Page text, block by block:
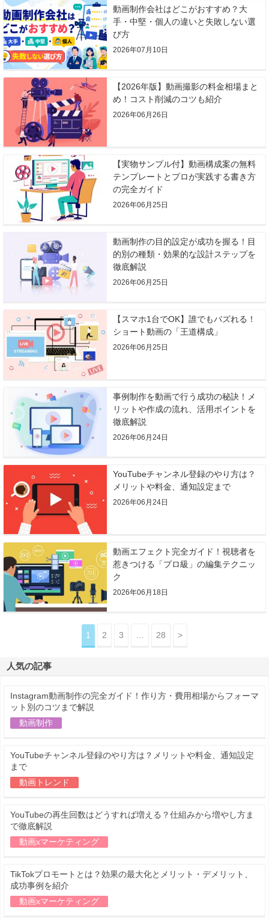
動画制作会社はどこがおすすめ？大
手・中堅・個人の違いと失敗しない選
び方
2026年07月10日
【2026年版】動画撮影の料金相場まと
め！コスト削減のコツも紹介
2026年06月26日
【実物サンプル付】動画構成案の無料
テンプレートとプロが実践する書き方
の完全ガイド
2026年06月25日
動画制作の目的設定が成功を握る！目
的別の種類・効果的な設計ステップを
徹底解説
2026年06月25日
【スマホ1台でOK】誰でもバズれる！
ショート動画の「王道構成」
2026年06月25日
事例制作を動画で行う成功の秘訣！メ
リットや作成の流れ、活用ポイントを
徹底解説
2026年06月24日
YouTubeチャンネル登録のやり方は？
メリットや料金、通知設定まで
2026年06月24日
動画エフェクト完全ガイド！視聴者を
惹きつける「プロ級」の編集テクニッ
ク
2026年06月18日
1 2 3 28 >
人気の記事
Instagram動画制作の完全ガイド！作り方・費用相場からフォーマ
ット別のコツまで解説
動画制作
YouTubeチャンネル登録のやり方は？メリットや料金、通知設定
まで
動画トレンド
YouTubeの再生回数はどうすれば増える？仕組みから増やし方ま
で徹底解説
動画xマーケティング
TikTokプロモートとは？効果の最大化とメリット・デメリット、
成功事例を紹介
動画xマーケティング